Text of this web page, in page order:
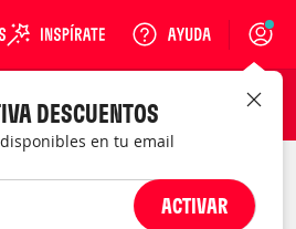
Login
DESCUENTOS
en tu email
ACTIVAR